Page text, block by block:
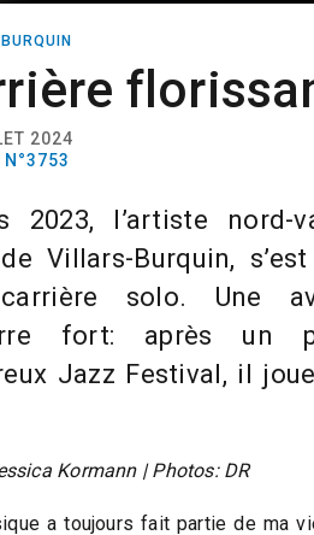
2024
N°3753
2023, l’artiste nord-
Villars-Burquin,
solo. Une
fort: après un
Jazz Festival, il
Kormann | Photos: DR
a toujours fait partie de ma